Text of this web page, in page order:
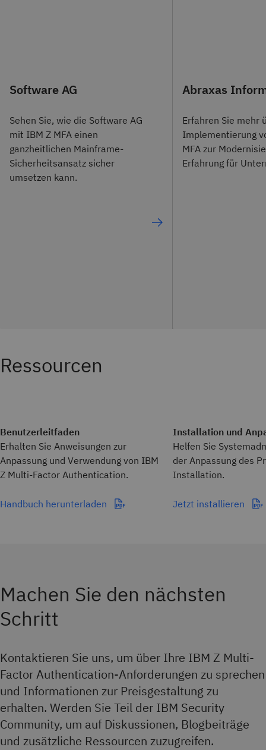
Software AG
Sehen Sie, wie die Software AG
mit IBM Z MFA einen
ganzheitlichen Mainframe-
Sicherheitsansatz sicher
umsetzen kann.
Abraxas
Erfahren Sie mehr
Implementierung
MFA zur
Erfahrung für
Ressourcen
Benutzerleitfaden
Erhalten Sie Anweisungen zur
Anpassung und Verwendung von IBM
Z Multi-Factor Authentication.
Handbuch herunterladen
Installation und
Helfen Sie
der Anpassung des
Installation.
Jetzt installieren
Machen Sie den nächsten
Schritt
Kontaktieren Sie uns, um über Ihre IBM Z Multi-
Factor Authentication-Anforderungen zu sprechen
und Informationen zur Preisgestaltung zu
erhalten. Werden Sie Teil der IBM Security
Community, um auf Diskussionen, Blogbeiträge
und zusätzliche Ressourcen zuzugreifen.